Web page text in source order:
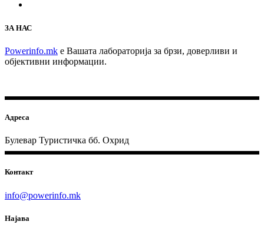
ЗА НАС
Powerinfo.mk e Вашата лабораторија за брзи, доверливи и
објективни информации.
Адреса
Булевар Туристичка бб. Охрид
Контакт
info@powerinfo.mk
Најава